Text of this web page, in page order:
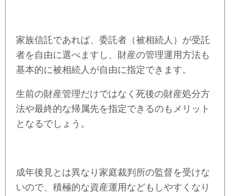
家族信託であれば、委託者（被相続人）が受託
者を自由に選べますし、財産の管理運用方法も
基本的に被相続人が自由に指定できます。
生前の財産管理だけではなく死後の財産処分方
法や最終的な帰属先を指定できるのもメリット
となるでしょう。
成年後見とは異なり家庭裁判所の監督を受けな
いので、積極的な資産運用などもしやすくなり